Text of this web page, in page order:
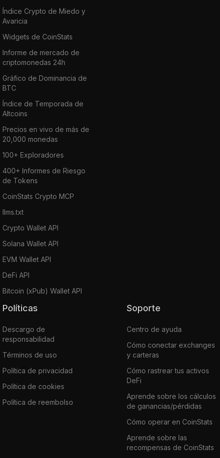
Índice Crypto de Miedo y
Avaricia
Widgets de CoinStats
Informe de mercado de
criptomonedas 24h
Gráfico de Dominancia de
BTC
Índice de Temporada de
Altcoins
Precios en vivo de más de
20,000 monedas
100+ Exploradores
400+ Informes de Riesgo
de Tokens
CoinStats Crypto MCP
llms.txt
Crypto Wallet API
Solana Wallet API
EVM Wallet API
DeFi API
Bitcoin (xPub) Wallet API
Políticas
Descargo de
responsabilidad
Términos de uso
Política de privacidad
Política de cookies
Política de reembolso
Soporte
Centro de ayuda
Cómo conectar exchanges
y carteras
Cómo rastrear tus activos
DeFi
Aprende sobre los cálculos
de ganancias/pérdidas
Cómo operar en CoinStats
Aprende sobre las
recompensas de CoinStats